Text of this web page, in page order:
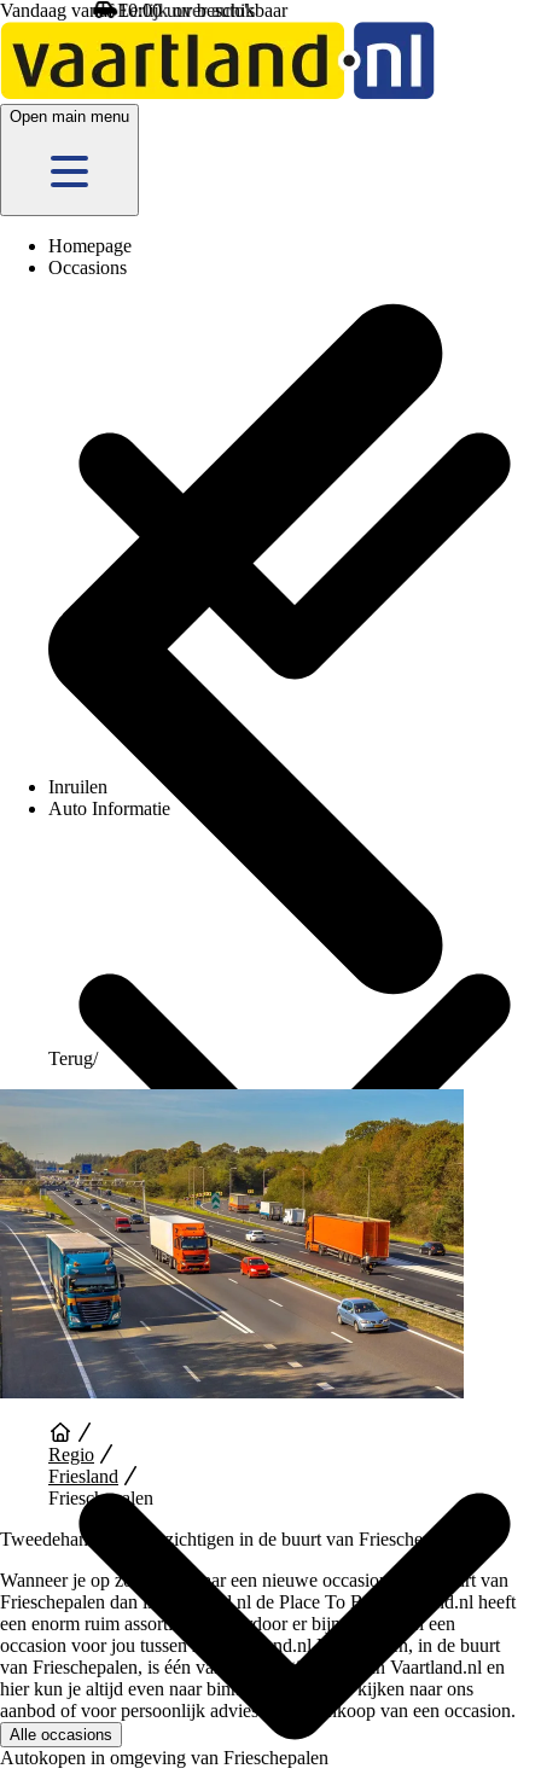
Vandaag vanaf 10:00 uur beschikbaar
Open main menu
Homepage
Occasions
Inruilen
Auto Informatie
Auto Diensten
Terug/
Regio
Friesland
Frieschepalen
Tweedehands auto bezichtigen in de buurt van Frieschepalen
Wanneer je op zoek bent naar een nieuwe occasion in de buurt van
Frieschepalen dan is Vaartland.nl de Place To Be. Vaartland.nl heeft
een enorm ruim assortiment waardoor er bijna altijd wel een
occasion voor jou tussen zit. Vaartland.nl Heerenveen, in de buurt
van Frieschepalen, is één van de 5 vestigingen van Vaartland.nl en
hier kun je altijd even naar binnen lopen om te kijken naar ons
aanbod of voor persoonlijk advies bij de aankoop van een occasion.
Alle occasions
Autokopen in omgeving van Frieschepalen